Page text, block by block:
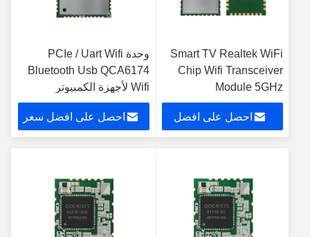
Smart TV Realtek WiFi
Chip Wifi Transceiver
Module 5GHz
RTL8822CU يدعم
Bluetooth 5.0
احصل على افضل
وحدة PCIe / Uart Wifi
Bluetooth Usb QCA6174
Wifi لأجهزة الكمبيوتر
احصل على افضل سعر